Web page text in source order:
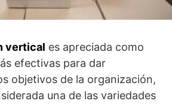
vertical es apreciada como
efectivas para dar
objetivos de la organización,
una de las variedades